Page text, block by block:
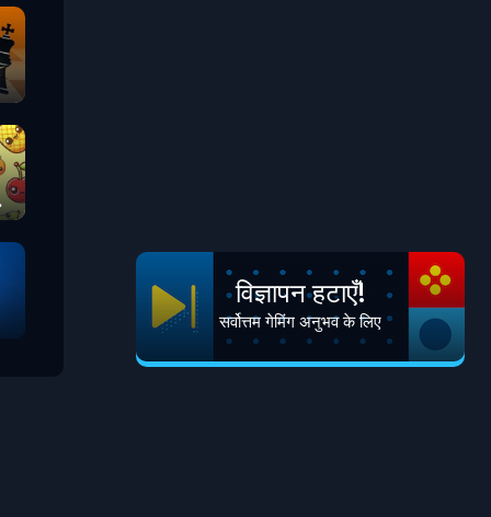
विज्ञापन हटाएँ!
सर्वोत्तम गेमिंग अनुभव के लिए